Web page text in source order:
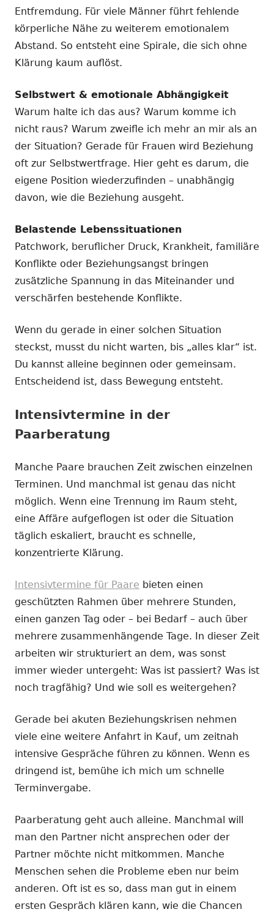
Entfremdung. Für viele Männer führt fehlende
körperliche Nähe zu weiterem emotionalem
Abstand. So entsteht eine Spirale, die sich ohne
Klärung kaum auflöst.
Selbstwert & emotionale Abhängigkeit
Warum halte ich das aus? Warum komme ich
nicht raus? Warum zweifle ich mehr an mir als an
der Situation? Gerade für Frauen wird Beziehung
oft zur Selbstwertfrage. Hier geht es darum, die
eigene Position wiederzufinden – unabhängig
davon, wie die Beziehung ausgeht.
Belastende Lebenssituationen
Patchwork, beruflicher Druck, Krankheit, familiäre
Konflikte oder Beziehungsangst bringen
zusätzliche Spannung in das Miteinander und
verschärfen bestehende Konflikte.
Wenn du gerade in einer solchen Situation
steckst, musst du nicht warten, bis „alles klar“ ist.
Du kannst alleine beginnen oder gemeinsam.
Entscheidend ist, dass Bewegung entsteht.
Intensivtermine in der
Paarberatung
Manche Paare brauchen Zeit zwischen einzelnen
Terminen. Und manchmal ist genau das nicht
möglich. Wenn eine Trennung im Raum steht,
eine Affäre aufgeflogen ist oder die Situation
täglich eskaliert, braucht es schnelle,
konzentrierte Klärung.
Intensivtermine für Paare bieten einen
geschützten Rahmen über mehrere Stunden,
einen ganzen Tag oder – bei Bedarf – auch über
mehrere zusammenhängende Tage. In dieser Zeit
arbeiten wir strukturiert an dem, was sonst
immer wieder untergeht: Was ist passiert? Was ist
noch tragfähig? Und wie soll es weitergehen?
Gerade bei akuten Beziehungskrisen nehmen
viele eine weitere Anfahrt in Kauf, um zeitnah
intensive Gespräche führen zu können. Wenn es
dringend ist, bemühe ich mich um schnelle
Terminvergabe.
Paarberatung geht auch alleine. Manchmal will
man den Partner nicht ansprechen oder der
Partner möchte nicht mitkommen. Manche
Menschen sehen die Probleme eben nur beim
anderen. Oft ist es so, dass man gut in einem
ersten Gespräch klären kann, wie die Chancen